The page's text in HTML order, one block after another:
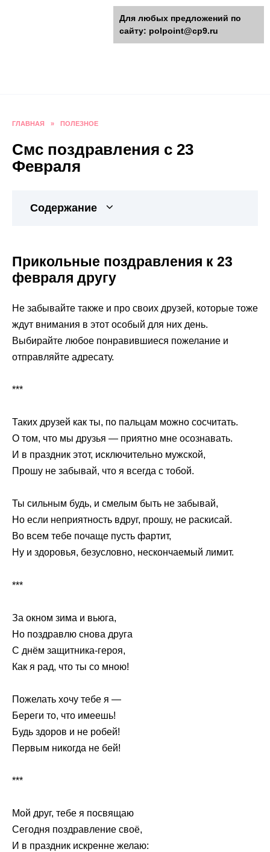
polpoint.ru - Разнообразные
поделки к праздникам
ГЛАВНАЯ » ПОЛЕЗНОЕ
Смс поздравления с 23
Февраля
Содержание
Прикольные поздравления к 23
февраля другу
Не забывайте также и про своих друзей, которые тоже
ждут внимания в этот особый для них день.
Выбирайте любое понравившиеся пожелание и
отправляйте адресату.
***
Таких друзей как ты, по пальцам можно сосчитать.
О том, что мы друзья — приятно мне осознавать.
И в праздник этот, исключительно мужской,
Прошу не забывай, что я всегда с тобой.
Ты сильным будь, и смелым быть не забывай,
Но если неприятность вдруг, прошу, не раскисай.
Во всем тебе почаще пусть фартит,
Ну и здоровья, безусловно, нескончаемый лимит.
***
За окном зима и вьюга,
Но поздравлю снова друга
С днём защитника-героя,
Как я рад, что ты со мною!
Пожелать хочу тебе я —
Береги то, что имеешь!
Будь здоров и не робей!
Первым никогда не бей!
***
Мой друг, тебе я посвящаю
Сегодня поздравление своё,
И в праздник искренне желаю:
Для любых предложений по
сайту: polpoint@cp9.ru